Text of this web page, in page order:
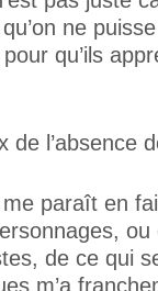
ne
qu’ils
l’absence
paraît en
de ce qui
m’a